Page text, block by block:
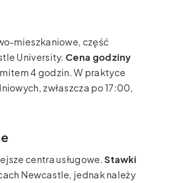
mieszkaniowe, część
University. Cena godziny
4 godzin. W praktyce
zwłaszcza po 17:00,
centra usługowe.Stawki
Newcastle, jednak należy